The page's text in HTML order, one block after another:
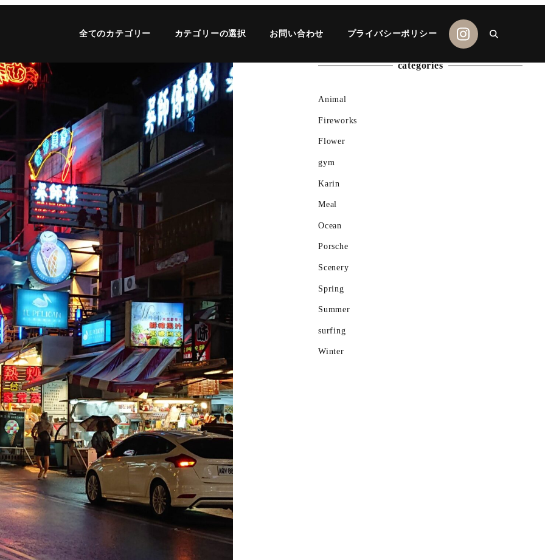
全てのカテゴリー カテゴリーの選択 お問い合わせ プライバシーポリシー
categories
Animal
Fireworks
Flower
gym
Karin
Meal
Ocean
Porsche
Scenery
Spring
Summer
surfing
Winter